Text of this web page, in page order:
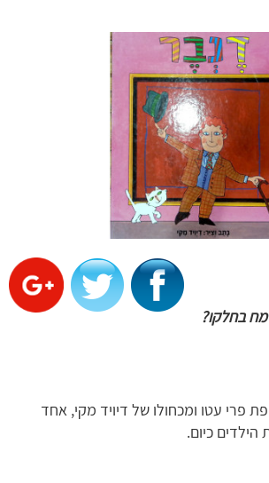
בחלקו?
פרי עטו ומכחולו של דיויד מקי, אחד
כיום.